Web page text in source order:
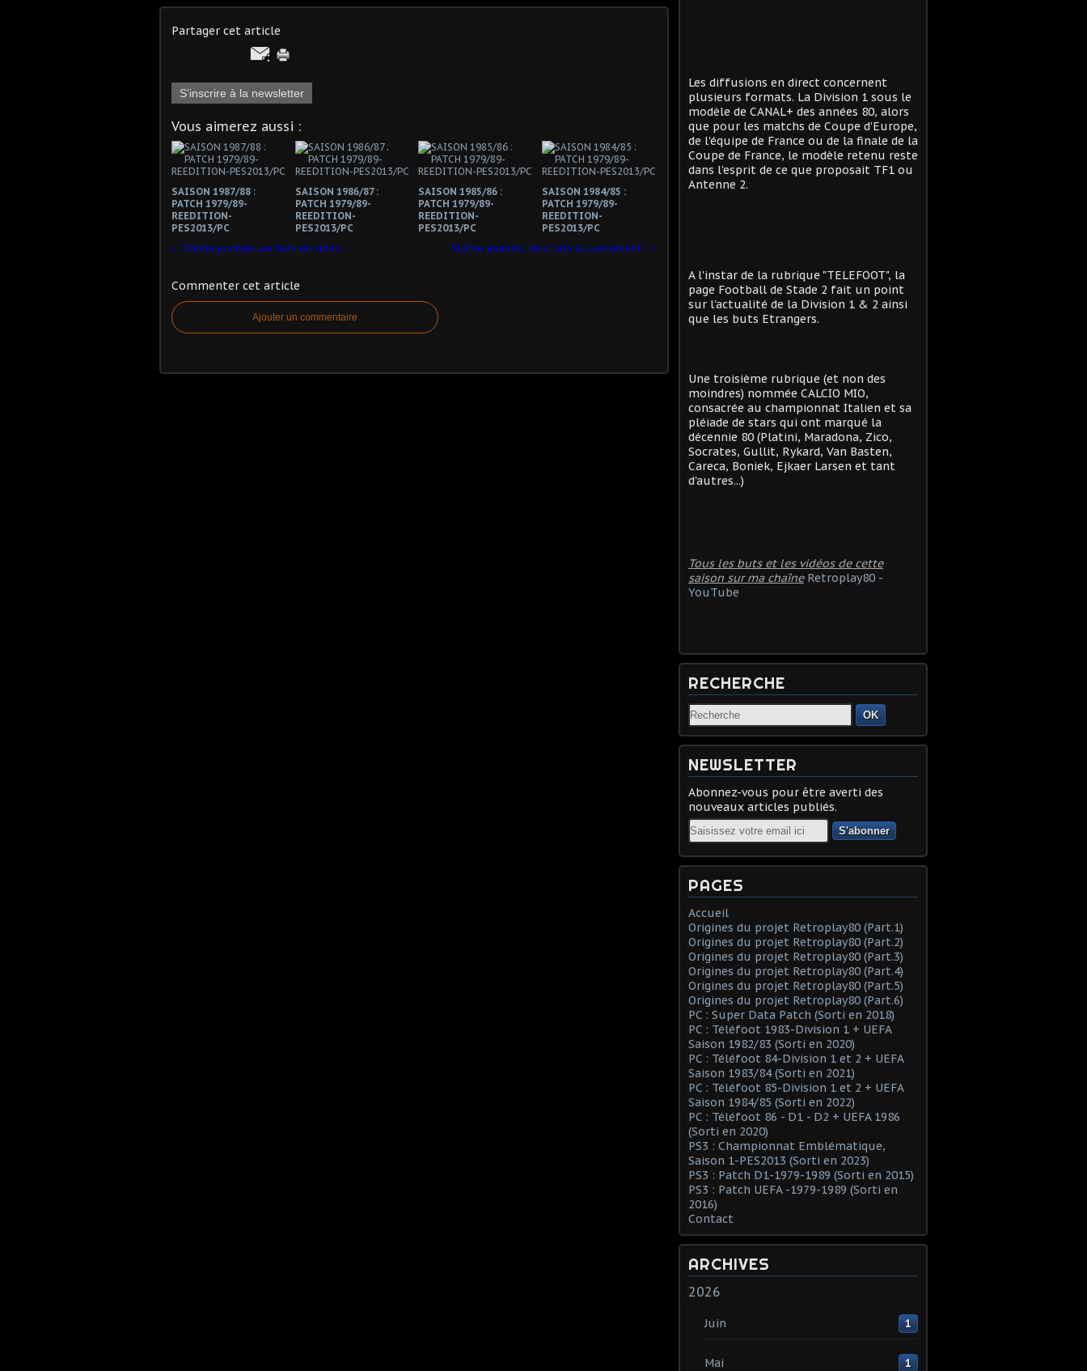
Partager cet article
S'inscrire à la newsletter
Vous aimerez aussi :
SAISON 1987/88 :
PATCH 1979/89-
REEDITION-
PES2013/PC
SAISON 1986/87 :
PATCH 1979/89-
REEDITION-
PES2013/PC
SAISON 1985/86 :
PATCH 1979/89-
REEDITION-
PES2013/PC
SAISON 1984/85 :
PATCH 1979/89-
REEDITION-
PES2013/PC
30ème journée:Les buts en vidéo !
31ème journée, résultats & classement !
Commenter cet article
Ajouter un commentaire
Les diffusions en direct concernent
plusieurs formats. La Division 1 sous le
modèle de CANAL+ des années 80, alors
que pour les matchs de Coupe d'Europe,
de l'équipe de France ou de la finale de la
Coupe de France, le modèle retenu reste
dans l'esprit de ce que proposait TF1 ou
Antenne 2.
A l'instar de la rubrique "TELEFOOT", la
page Football de Stade 2 fait un point
sur l'actualité de la Division 1 & 2 ainsi
que les buts Etrangers.
Une troisième rubrique (et non des
moindres) nommée CALCIO MIO,
consacrée au championnat Italien et sa
pléiade de stars qui ont marqué la
décennie 80 (Platini, Maradona, Zico,
Socrates, Gullit, Rykard, Van Basten,
Careca, Boniek, Ejkaer Larsen et tant
d'autres...)
Tous les buts et les vidéos de cette
saison sur ma chaîne Retroplay80 -
YouTube
RECHERCHE
OK
NEWSLETTER
Abonnez-vous pour être averti des
nouveaux articles publiés.
Email
PAGES
Accueil
Origines du projet Retroplay80 (Part.1)
Origines du projet Retroplay80 (Part.2)
Origines du projet Retroplay80 (Part.3)
Origines du projet Retroplay80 (Part.4)
Origines du projet Retroplay80 (Part.5)
Origines du projet Retroplay80 (Part.6)
PC : Super Data Patch (Sorti en 2018)
PC : Téléfoot 1983-Division 1 + UEFA
Saison 1982/83 (Sorti en 2020)
PC : Téléfoot 84-Division 1 et 2 + UEFA
Saison 1983/84 (Sorti en 2021)
PC : Téléfoot 85-Division 1 et 2 + UEFA
Saison 1984/85 (Sorti en 2022)
PC : Téléfoot 86 - D1 - D2 + UEFA 1986
(Sorti en 2020)
PS3 : Championnat Emblématique,
Saison 1-PES2013 (Sorti en 2023)
PS3 : Patch D1-1979-1989 (Sorti en 2015)
PS3 : Patch UEFA -1979-1989 (Sorti en
2016)
Contact
ARCHIVES
2026
Juin 1
Mai 1